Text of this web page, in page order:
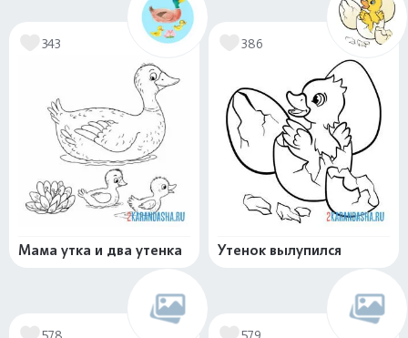
343
Мама утка и два утенка
386
Утенок вылупился
578 579